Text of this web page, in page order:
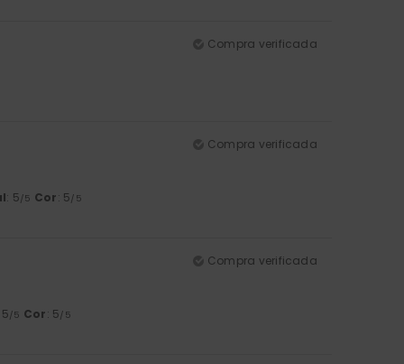
Compra verificada
Compra verificada
: 5/5 Cor: 5/5
Compra verificada
/5 Cor: 5/5